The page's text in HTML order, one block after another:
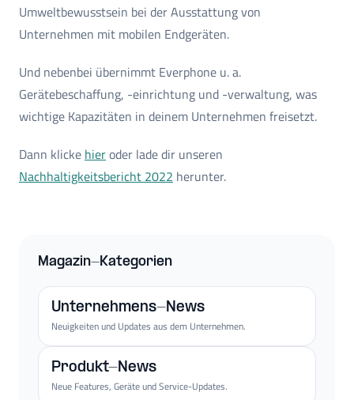
Umweltbewusstsein bei der Ausstattung von
Unternehmen mit mobilen Endgeräten.
Und nebenbei übernimmt Everphone u. a.
Gerätebeschaffung, -einrichtung und -verwaltung, was
wichtige Kapazitäten in deinem Unternehmen freisetzt.
Dann klicke hieroder lade dir unseren
Nachhaltigkeitsbericht 2022 herunter.
Magazin-Kategorien
Unternehmens-News
Neuigkeiten und Updates aus dem Unternehmen.
Produkt-News
Neue Features, Geräte und Service-Updates.